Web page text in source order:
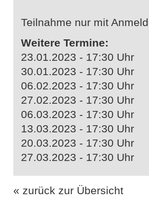
Teilnahme nur mit
Weitere Termine:
23.01.2023 - 17:30 Uhr
30.01.2023 - 17:30 Uhr
06.02.2023 - 17:30 Uhr
27.02.2023 - 17:30 Uhr
06.03.2023 - 17:30 Uhr
13.03.2023 - 17:30 Uhr
20.03.2023 - 17:30 Uhr
27.03.2023 - 17:30 Uhr
« zurück zur Übersicht